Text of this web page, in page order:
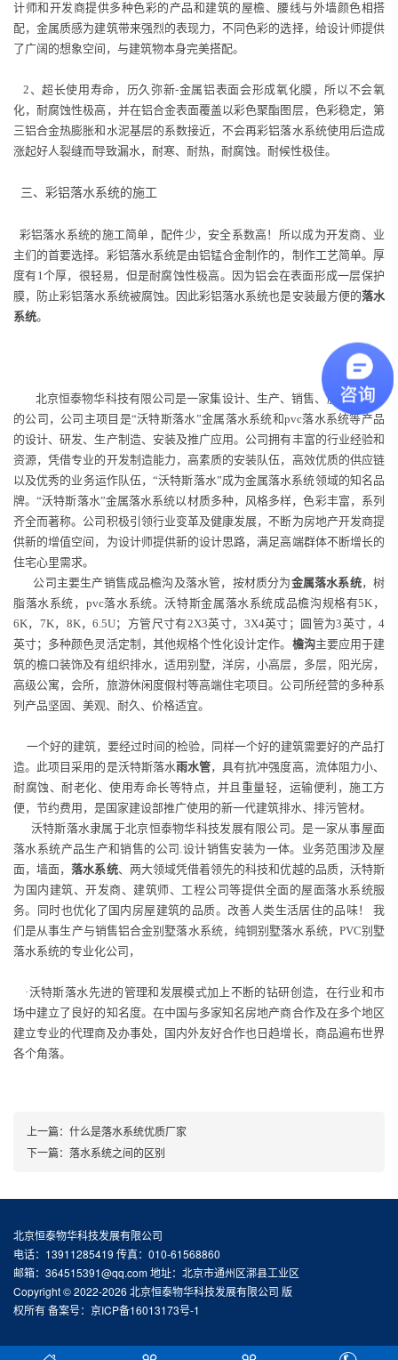
计师和开发商提供多种色彩的产品和建筑的屋檐、腰线与外墙颜色相搭
配，金属质感为建筑带来强烈的表现力，不同色彩的选择，给设计师提供
了广阔的想象空间，与建筑物本身完美搭配。
2、超长使用寿命，历久弥新-金属铝表面会形成氧化膜，所以不会氧
化，耐腐蚀性极高，并在铝合金表面覆盖以彩色聚酯图层，色彩稳定，第
三铝合金热膨胀和水泥基层的系数接近，不会再彩铝落水系统使用后造成
涨起好人裂缝而导致漏水，耐寒、耐热，耐腐蚀。耐候性极佳。
三、彩铝落水系统的施工
彩铝落水系统的施工简单，配件少，安全系数高！所以成为开发商、业
主们的首要选择。彩铝落水系统是由铝锰合金制作的，制作工艺简单。厚
度有1个厚，很轻易，但是耐腐蚀性极高。因为铝会在表面形成一层保护
膜，防止彩铝落水系统被腐蚀。因此彩铝落水系统也是安装最方便的落水
系统。
北京恒泰物华科技有限公司是一家集设计、生产、销售、服务于一体
的公司，公司主项目是“沃特斯落水”金属落水系统和pvc落水系统等产品
的设计、研发、生产制造、安装及推广应用。公司拥有丰富的行业经验和
资源，凭借专业的开发制造能力，高素质的安装队伍，高效优质的供应链
以及优秀的业务运作队伍，“沃特斯落水”成为金属落水系统领域的知名品
牌。“沃特斯落水”金属落水系统以材质多种，风格多样，色彩丰富，系列
齐全而著称。公司积极引领行业变革及健康发展，不断为房地产开发商提
供新的增值空间，为设计师提供新的设计思路，满足高端群体不断增长的
住宅心里需求。
公司主要生产销售成品檐沟及落水管，按材质分为金属落水系统，树
脂落水系统，pvc落水系统。沃特斯金属落水系统成品檐沟规格有5K，
6K，7K，8K，6.5U；方管尺寸有2X3英寸，3X4英寸；圆管为3英寸，4
英寸；多种颜色灵活定制，其他规格个性化设计定作。 檐沟主要应用于建
筑的檐口装饰及有组织排水，适用别墅，洋房，小高层，多层，阳光房，
高级公寓，会所，旅游休闲度假村等高端住宅项目。公司所经营的多种系
列产品坚固、美观、耐久、价格适宜。
一个好的建筑，要经过时间的检验，同样一个好的建筑需要好的产品打
造。此项目采用的是沃特斯落水雨水管，具有抗冲强度高，流体阻力小、
耐腐蚀、耐老化、使用寿命长等特点，并且重量轻，运输便利，施工方
便，节约费用，是国家建设部推广使用的新一代建筑排水、排污管材。
沃特斯落水隶属于北京恒泰物华科技发展有限公司。是一家从事屋面
落水系统产品生产和销售的公司.设计销售安装为一体。业务范围涉及屋
面，墙面，落水系统、两大领域凭借着领先的科技和优越的品质，沃特斯
为国内建筑、开发商、建筑师、工程公司等提供全面的屋面落水系统服
务。同时也优化了国内房屋建筑的品质。改善人类生活居住的品味！ 我
们是从事生产与销售铝合金别墅落水系统，纯铜别墅落水系统，PVC别墅
落水系统的专业化公司，
·沃特斯落水先进的管理和发展模式加上不断的钻研创造，在行业和市
场中建立了良好的知名度。在中国与多家知名房地产商合作及在多个地区
建立专业的代理商及办事处，国内外友好合作也日趋增长，商品遍布世界
各个角落。
上一篇： 什么是落水系统优质厂家
下一篇： 落水系统之间的区别
北京恒泰物华科技发展有限公司
电话：13911285419 传真：010-61568860
邮箱：364515391@qq.com 地址：北京市通州区漷县工业区
Copyright © 2022-2026 北京恒泰物华科技发展有限公司 版
权所有 备案号： 京ICP备16013173号-1